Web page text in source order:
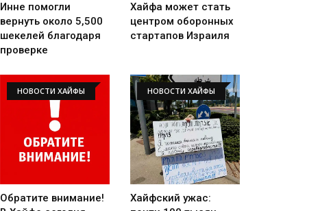
Инне помогли
вернуть около 5,500
шекелей благодаря
проверке
Хайфа может стать
центром оборонных
стартапов Израиля
НОВОСТИ ХАЙФЫ
Обратите внимание!
НОВОСТИ ХАЙФЫ
Хайфский ужас: